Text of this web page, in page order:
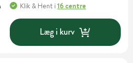
Klik & Hent i16 centre
Læg i kurv